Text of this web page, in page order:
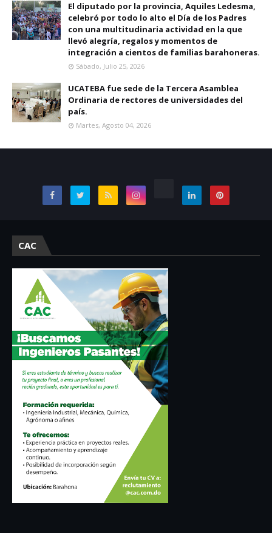
El diputado por la provincia, Aquiles Ledesma,
celebró por todo lo alto el Día de los Padres
con una multitudinaria actividad en la que
llevó alegría, regalos y momentos de
integración a cientos de familias barahoneras.
Sábado, Julio 25, 2026
UCATEBA fue sede de la Tercera Asamblea
Ordinaria de rectores de universidades del
país.
Martes, Agosto 04, 2026
CAC